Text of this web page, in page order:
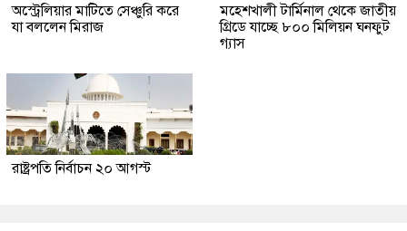
অস্ট্রেলিয়ার মাটিতে সেঞ্চুরি করে
যা বললেন মিরাজ
মহেশখালী টার্মিনাল থেকে জাতীয়
গ্রিডে যাচ্ছে ৮০০ মিলিয়ন ঘনফুট
গ্যাস
রাষ্ট্রপতি নির্বাচন ২০ আগস্ট